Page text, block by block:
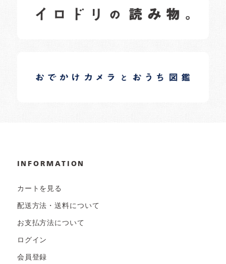
日常の様子など随時更新中です。
日常の様子など随時更新中です。
INFORMATION
カートを見る
配送方法・送料について
お支払方法について
ログイン
会員登録